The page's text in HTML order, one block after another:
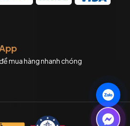
mua hàng nhanh chóng